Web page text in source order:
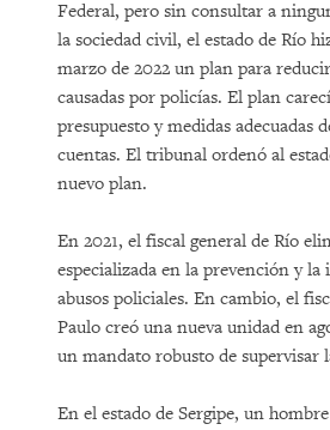
Federal, pero sin consultar a
la sociedad civil, el estado de Río
marzo de 2022 un plan para
causadas por policías. El plan
presupuesto y medidas adecuadas
cuentas. El tribunal ordenó al
nuevo plan.
En 2021, el fiscal general de Río
especializada en la prevención y la
abusos policiales. En cambio, el
Paulo creó una nueva unidad en
un mandato robusto de supervisar
En el estado de Sergipe, un